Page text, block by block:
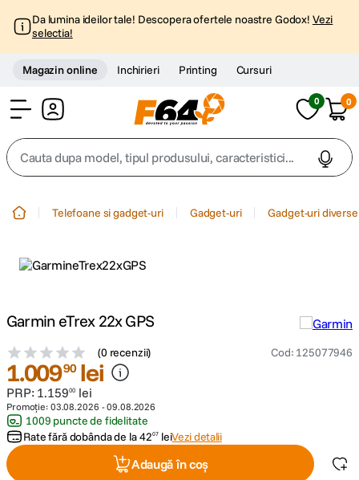
Da lumina ideilor tale! Descopera ofertele noastre Godox! Vezi
selectia!
Magazin online Inchirieri Printing Cursuri
0 0
Cauta dupa model, tipul produsului, caracteristici...
3. trepied telefon
4. peak design
5. canon sx740 hs
6. lavaliera
card memorie
Telefoane si gadget-uri Gadget-uri Gadget-uri diverse
Garmin eTrex 22x GPS
(0 recenzii) Cod: 125077946
1.00990 lei
PRP: 1.15900 lei
Promoție: 03.08.2026 -09.08.2026
1009 puncte de fidelitate
Rate fără dobânda de la4207 leiVezi detalii
Adaugă în coș